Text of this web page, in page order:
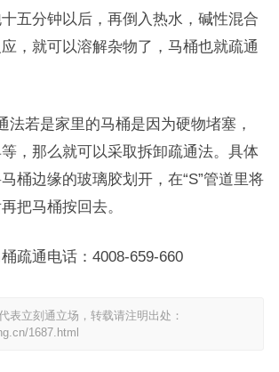
五分钟以后，再倒入热水，碱性混合
，就可以溶解杂物了，马桶也就疏通
若是家里的马桶是因为硬物堵塞，
，那么就可以采取拆卸疏通法。具体
桶边缘的玻璃胶划开，在“S”管道里将
把马桶按回去。
通电话：4008-659-660
表立刻通立场，转载请注明出处：
1687.html